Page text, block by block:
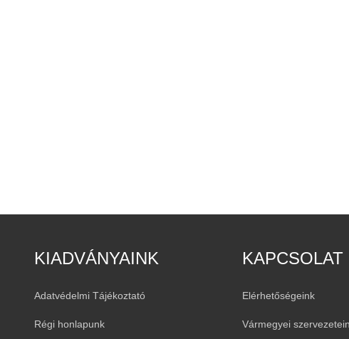
KIADVÁNYAINK
Adatvédelmi Tájékoztató
Régi honlapunk
KAPCSOLAT
Elérhetőségeink
Vármegyei